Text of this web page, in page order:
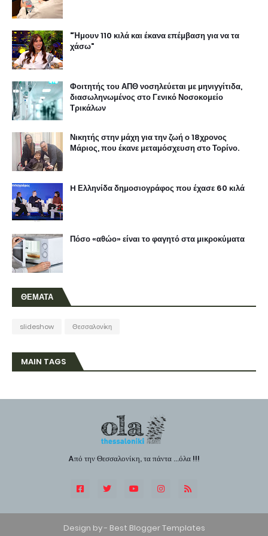
"Ήμουν 110 κιλά και έκανα επέμβαση για να τα
χάσω"
Φοιτητής του ΑΠΘ νοσηλεύεται με μηνιγγίτιδα,
διασωληνωμένος στο Γενικό Νοσοκομείο
Τρικάλων
Νικητής στην μάχη για την ζωή ο 18χρονος
Μάριος, που έκανε μεταμόσχευση στο Τορίνο.
H Ελληνίδα δημοσιογράφος που έχασε 60 κιλά
Πόσο «αθώο» είναι το φαγητό στα μικροκύματα
ΘΕΜΑΤΑ
slideshow Θεσσαλονίκη
MAIN TAGS
Aπό την Θεσσαλονίκη, τα πάντα ...όλα !!!
Design by - Best Blogger Templates